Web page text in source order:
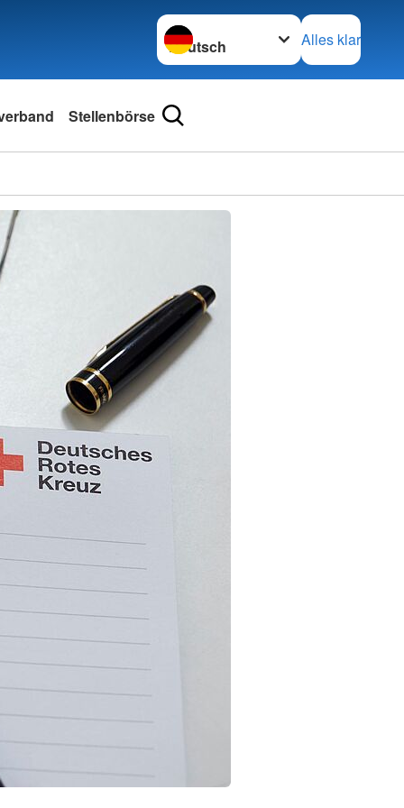
Sprache wechseln zu
Alles klar
Stellenbörse